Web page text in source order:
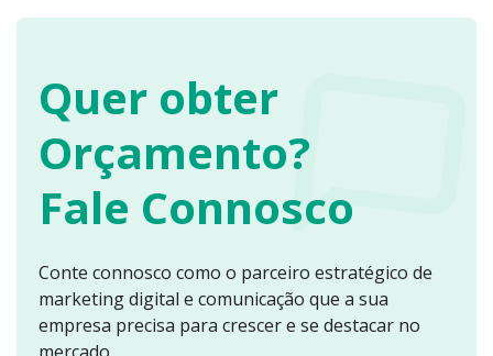
Quer obter
Orçamento?
Fale Connosco
Conte connosco como o parceiro estratégico de
marketing digital e comunicação que a sua
empresa precisa para crescer e se destacar no